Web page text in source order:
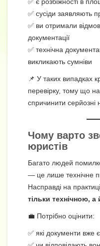
✅ сусіди заявляють
✅ ви отримали
документації
✅ технічна
викликають сумніви
📌 У таких випадках
перевірку, тому що
спричинити серйозні
Чому варто
юристів
Багато людей
— це лише технічне
Насправді на
тільки технічною,
💼 Потрібно оцінити:
✅ які документи вже